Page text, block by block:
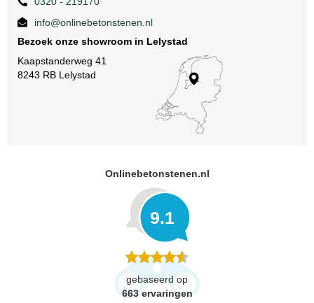
info@onlinebetonstenen.nl
Bezoek onze showroom in Lelystad
Kaapstanderweg 41
8243 RB Lelystad
Onlinebetonstenen.nl
9.1
gebaseerd op
663 ervaringen